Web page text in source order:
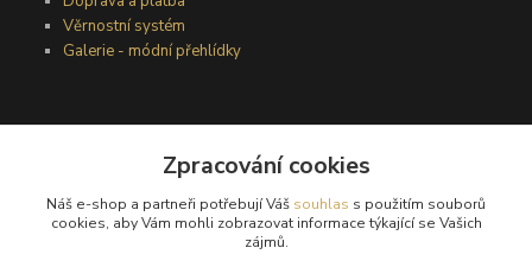
Věrnostní systém
Galerie - módní přehlídky
Obchodní podmínky
Ochrana osobních údajů
Kontakty
Zpracování cookies
Náš e-shop a partneři potřebují Váš souhlas s použitím souborů
cookies, aby Vám mohli zobrazovat informace týkající se Vašich
zájmů.